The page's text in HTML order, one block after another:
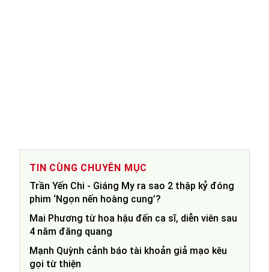
TIN CÙNG CHUYÊN MỤC
Trần Yến Chi - Giáng My ra sao 2 thập kỷ đóng
phim ‘Ngọn nến hoàng cung’?
Mai Phương từ hoa hậu đến ca sĩ, diễn viên sau
4 năm đăng quang
Mạnh Quỳnh cảnh báo tài khoản giả mạo kêu
gọi từ thiện